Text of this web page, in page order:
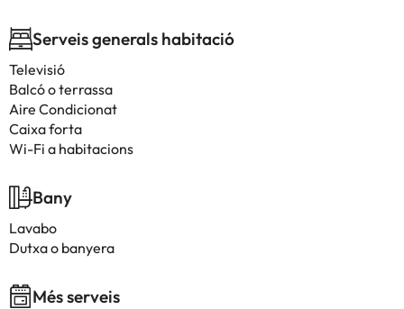
Serveis generals habitació
Televisió
Balcó o terrassa
Aire Condicionat
Caixa forta
Wi-Fi a habitacions
Bany
Lavabo
Dutxa o banyera
Més serveis